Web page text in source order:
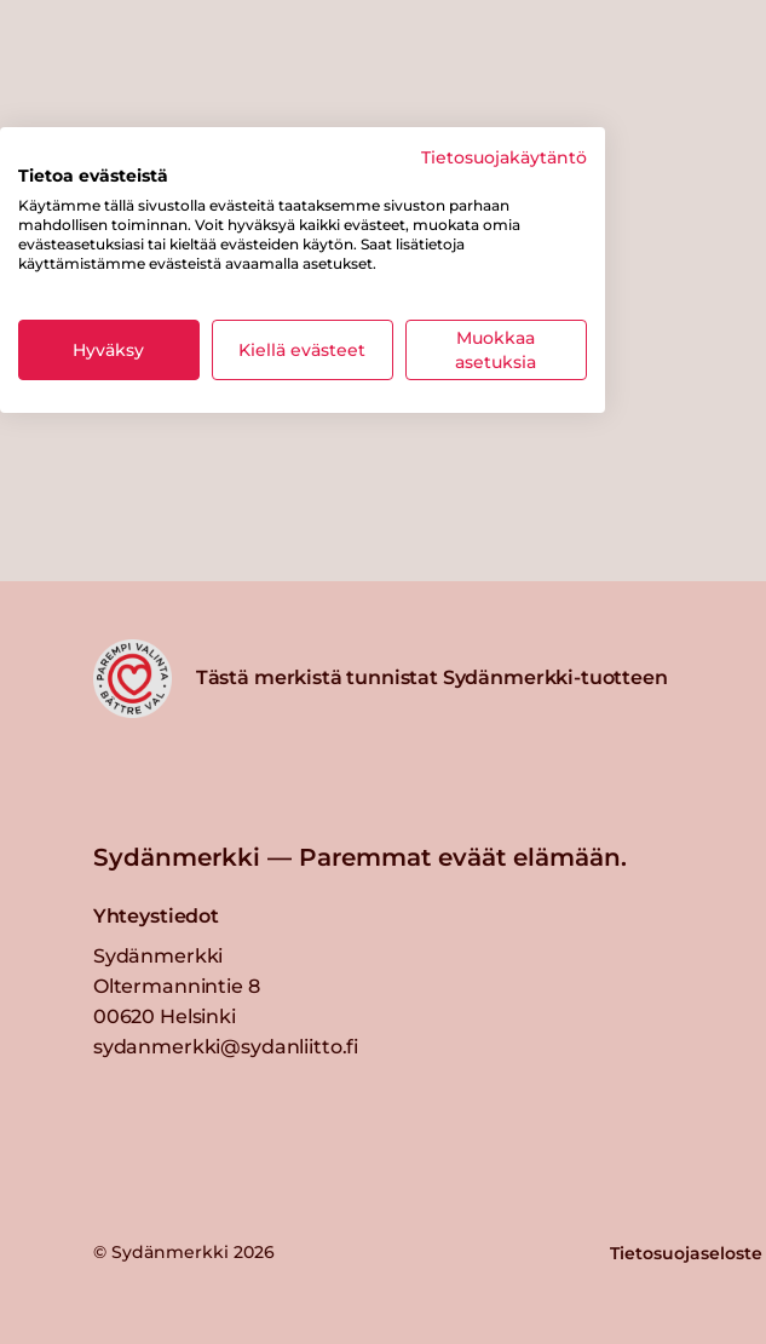
Tästä merkistä tunnistat Sydänmerkki-tuotteen
Sydänmerkki — Paremmat eväät elämään.
Yhteystiedot
Sydänmerkki
Oltermannintie 8
00620 Helsinki
sydanmerkki@sydanliitto.fi
© Sydänmerkki 2026 Tietosuojaseloste
Tietosuojakäytäntö
Tietoa evästeistä
Käytämme tällä sivustolla evästeitä taataksemme sivuston parhaan
mahdollisen toiminnan. Voit hyväksyä kaikki evästeet, muokata omia
evästeasetuksiasi tai kieltää evästeiden käytön. Saat lisätietoja
käyttämistämme evästeistä avaamalla asetukset.
Hyväksy Kiellä evästeet
Muokkaa
asetuksia